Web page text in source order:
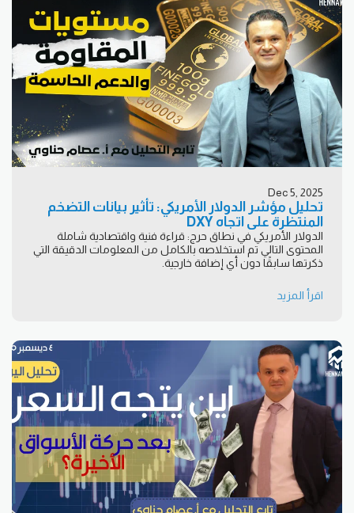
Dec 5, 2025
تحليل مؤشر الدولار الأمريكي: تأثير بيانات التضخم
المنتظرة على اتجاه DXY
الدولار الأمريكي في نطاق حرج: قراءة فنية واقتصادية شاملة
المحتوى التالي تم استخلاصه بالكامل من المعلومات الدقيقة التي
ذكرتها سابقًا دون أي إضافة خارجية.
اقرأ المزيد